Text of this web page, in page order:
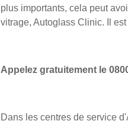
plus importants, cela peut
vitrage, Autoglass Clinic. Il
Appelez gratuitement le
Dans les centres de service